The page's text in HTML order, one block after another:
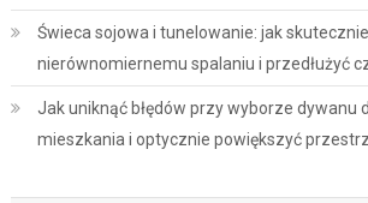
Świeca sojowa i tunelowanie: jak
nierównomiernemu spalaniu i przedłużyć
Jak uniknąć błędów przy wyborze dywanu
mieszkania i optycznie powiększyć